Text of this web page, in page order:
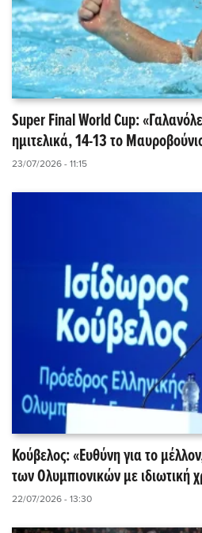
Super Final World Cup:
ημιτελικά, 14-13 το
23/07/2026 - 11:15
Κούβελος: «Ευθύνη για το
των Ολυμπιονικών με ιδιωτική
22/07/2026 - 13:30